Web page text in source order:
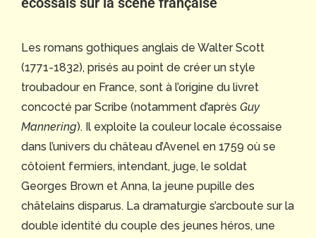
Les romans gothiques anglais de Walter Scott
(1771-1832), prisés au point de créer un style
troubadour en France, sont à l’origine du livret
concocté par Scribe (notamment d’après Guy
Mannering). Il exploite la couleur locale écossaise
dans l’univers du château d’Avenel en 1759 où se
côtoient fermiers, intendant, juge, le soldat
Georges Brown et Anna, la jeune pupille des
châtelains disparus. La dramaturgie s’arcboute sur la
double identité du couple des jeunes héros, une